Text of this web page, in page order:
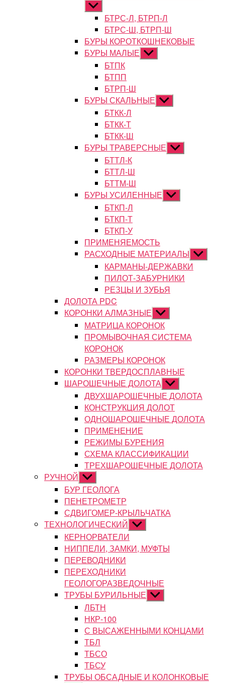
Показывать
подменюБТРС-Л, БТРП-Л
БТРС-Ш, БТРП-Ш
БУРЫ КОРОТКОШНЕКОВЫЕ
БУРЫ МАЛЫЕ Показывать
подменю
БТПК
БТПП
БТРП-Ш
БУРЫ СКАЛЬНЫЕ Показывать
подменю
БТКК-Л
БТКК-Т
БТКК-Ш
БУРЫ ТРАВЕРСНЫЕ Показывать
подменю
БТТЛ-К
БТТЛ-Ш
БТТМ-Ш
БУРЫ УСИЛЕННЫЕ Показывать
подменю
БТКП-Л
БТКП-Т
БТКП-У
ПРИМЕНЯЕМОСТЬ
РАСХОДНЫЕ МАТЕРИАЛЫ
подменю
КАРМАНЫ-ДЕРЖАВКИ
ПИЛОТ-ЗАБУРНИКИ
РЕЗЦЫ И ЗУБЬЯ
ДОЛОТА PDC
КОРОНКИ АЛМАЗНЫЕ Показывать
подменю
МАТРИЦА КОРОНОК
ПРОМЫВОЧНАЯ СИСТЕМА
КОРОНОК
РАЗМЕРЫ КОРОНОК
КОРОНКИ ТВЕРДОСПЛАВНЫЕ
ШАРОШЕЧНЫЕ ДОЛОТА Показывать
подменю
ДВУХШАРОШЕЧНЫЕ ДОЛОТА
КОНСТРУКЦИЯ ДОЛОТ
ОДНОШАРОШЕЧНЫЕ ДОЛОТА
ПРИМЕНЕНИЕ
РЕЖИМЫ БУРЕНИЯ
СХЕМА КЛАССИФИКАЦИИ
ТРЕХШАРОШЕЧНЫЕ ДОЛОТА
РУЧНОЙ Показывать
подменю
БУР ГЕОЛОГА
ПЕНЕТРОМЕТР
СДВИГОМЕР-КРЫЛЬЧАТКА
ТЕХНОЛОГИЧЕСКИЙ Показывать
подменю
КЕРНОРВАТЕЛИ
НИППЕЛИ, ЗАМКИ, МУФТЫ
ПЕРЕВОДНИКИ
ПЕРЕХОДНИКИ
ГЕОЛОГОРАЗВЕДОЧНЫЕ
ТРУБЫ БУРИЛЬНЫЕ Показывать
подменю
ЛБТН
НКР-100
С ВЫСАЖЕННЫМИ КОНЦАМИ
ТБЛ
ТБСО
ТБСУ
ТРУБЫ ОБСАДНЫЕ И КОЛОНКОВЫЕ